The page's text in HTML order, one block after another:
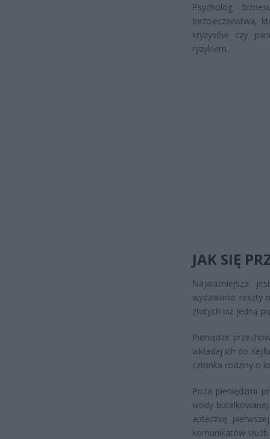
Psycholog
bezpieczeństwa,
kryzysów czy
ryzykiem.
JAK SIĘ
Najważniejsza
wydawanie reszty
złotych niż jedną
Pieniądze
wkładaj ich do
członka rodziny o
Poza pieniędzmi
wody
apteczkę
komunikatów służb.